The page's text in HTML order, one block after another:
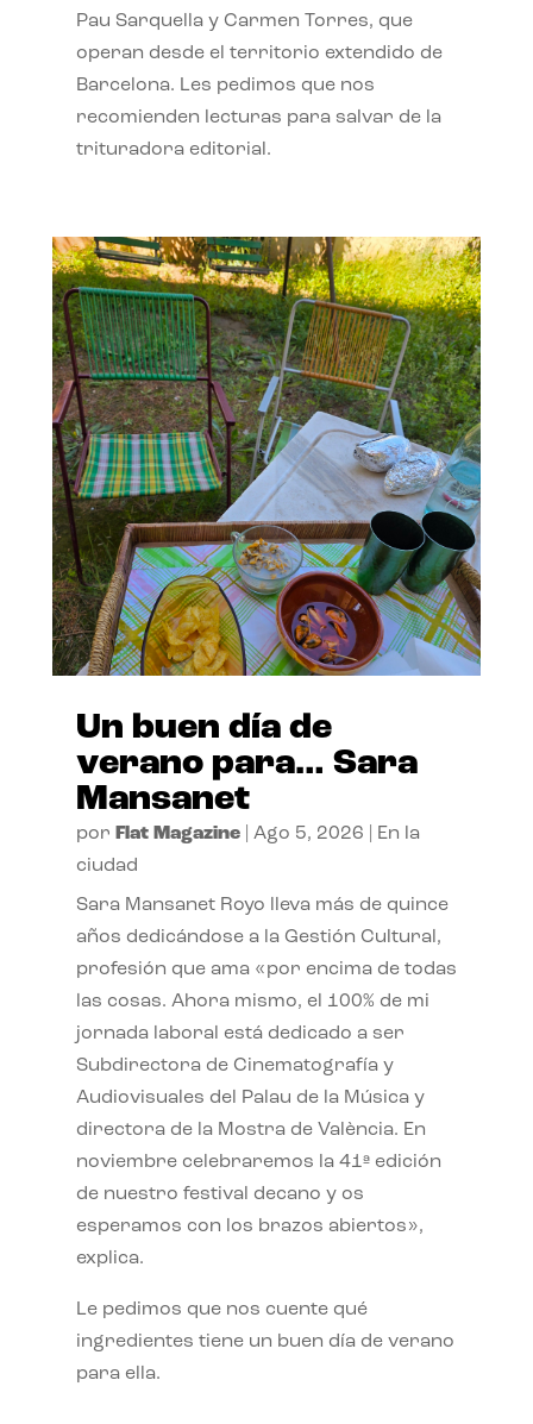
Pau Sarquella y Carmen Torres, que
operan desde el territorio extendido de
Barcelona. Les pedimos que nos
recomienden lecturas para salvar de la
trituradora editorial.
Un buen día de
verano para… Sara
Mansanet
por Flat Magazine| Ago 5, 2026
En la
ciudad
Sara Mansanet Royo lleva más de quince
años dedicándose a la Gestión Cultural,
profesión que ama «por encima de todas
las cosas. Ahora mismo, el 100% de mi
jornada laboral está dedicado a ser
Subdirectora de Cinematografía y
Audiovisuales del Palau de la Música y
directora de la Mostra de València. En
noviembre celebraremos la 41ª edición
de nuestro festival decano y os
esperamos con los brazos abiertos»,
explica.
Le pedimos que nos cuente qué
ingredientes tiene un buen día de verano
para ella.